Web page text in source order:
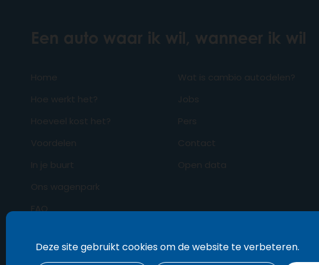
Een auto waar ik wil, wanneer ik wil
Home
Hoe werkt het?
Hoeveel kost het?
Voordelen
In je buurt
Ons wagenpark
FAQ
Wat is cambio autodelen?
Jobs
Pers
Contact
Open data
Deze site gebruikt cookies om de website te verbeteren.